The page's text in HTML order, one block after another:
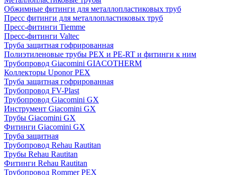
Обжимные фитинги для металлопластиковых труб
Пресс фитинги для металлопластиковых труб
Пресс-фитинги Tiemme
Пресс-фитинги Valtec
Труба защитная гофрированная
Полиэтиленовые трубы PEX и PE-RT и фитинги к ним
Трубопровод Giacomini GIACOTHERM
Коллекторы Uponor PEX
Труба защитная гофрированная
Трубопровод FV-Plast
Трубопровод Giacomini GX
Инструмент Giacomini GX
Трубы Giacomini GX
Фитинги Giacomini GX
Труба защитная
Трубопровод Rehau Rautitan
Трубы Rehau Rautitan
Фитинги Rehau Rautitan
Трубопровод Rommer PEX